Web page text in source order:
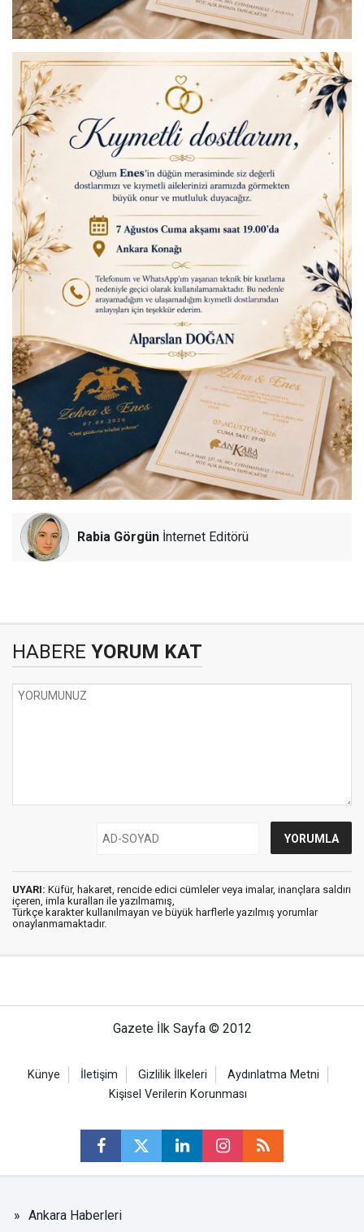
Rabia Görgün İnternet Editörü
HABERE YORUM KAT
UYARI: Küfür, hakaret, rencide edici cümleler veya imalar, inançlara saldırı
içeren, imla kuralları ile yazılmamış,
Türkçe karakter kullanılmayan ve büyük harflerle yazılmış yorumlar
onaylanmamaktadır.
Gazete İlk Sayfa © 2012
Künye İletişim Gizlilik İlkeleri
Aydınlatma Metni
Kişisel Verilerin Korunması
Ankara Haberleri